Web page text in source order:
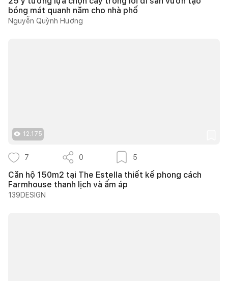
bóng mát quanh năm cho nhà phố
Nguyễn Quỳnh Hương
12.175
7 0 5
Căn hộ 150m2 tại The Estella thiết kế phong cách
Farmhouse thanh lịch và ấm áp
139DESIGN